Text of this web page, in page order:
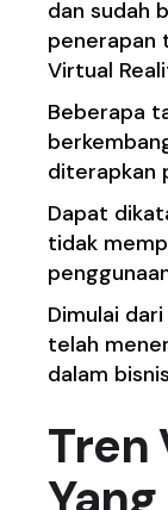
dan sudah
penerapan
Virtual
Beberapa
diterapkan
Dapat
tidak
Dimulai
telah
dalam
Tren